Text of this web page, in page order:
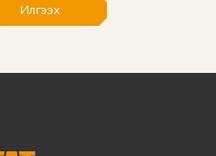
Илгээх